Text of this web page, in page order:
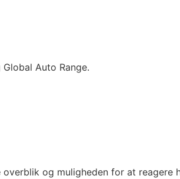
Auto Range.
og muligheden for at reagere